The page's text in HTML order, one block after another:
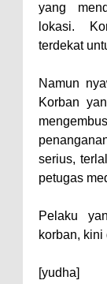
yang
lokasi.
terdekat
Namun
Korban
serius,
petugas
Pelaku
korban,
[yudha]